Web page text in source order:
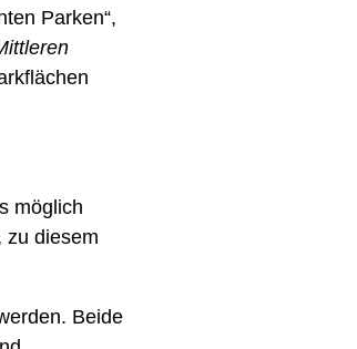
Parken“,
möglich
zu diesem
Beide